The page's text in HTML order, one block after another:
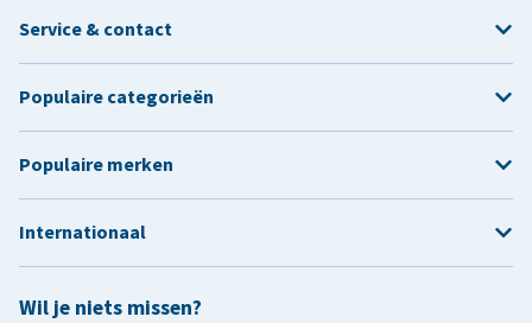
Wil je niets missen?
Service & contact
Populaire categorieën
Populaire merken
Internationaal